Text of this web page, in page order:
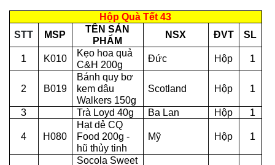
Hộp Quà Tết 43
STT
MSP
TÊN SẢN
PHẨM
NSX ĐVT SL
1 K010
Kẹo hoa quả
C&H 200g
Đức Hộp 1
2 B019
Bánh quy bơ
kem dâu
Walkers 150g
Scotland Hộp 1
3 Trà Loyd 40g Ba Lan Hộp 1
4 H080
Hạt dẻ CQ
Food 200g -
hũ thủy tinh
Mỹ Hộp 1
Socola Sweet